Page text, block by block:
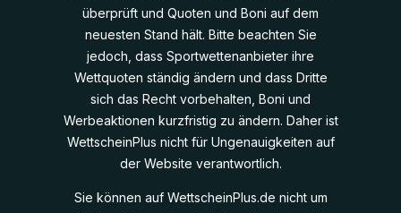
überprüft und Quoten und Boni auf dem
neuesten Stand hält. Bitte beachten Sie
jedoch, dass Sportwettenanbieter ihre
Wettquoten ständig ändern und dass Dritte
sich das Recht vorbehalten, Boni und
Werbeaktionen kurzfristig zu ändern. Daher ist
WettscheinPlus nicht für Ungenauigkeiten auf
der Website verantwortlich.
Sie können auf WettscheinPlus.de nicht um